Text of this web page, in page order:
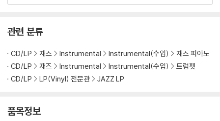
관련 분류
CD/LP 재즈 Instrumental Instrumental(수입)
재즈 피아노
CD/LP
재즈 Instrumental Instrumental(수입)
트럼펫
CD/LP
LP(Vinyl) 전문관 JAZZ LP
품목정보